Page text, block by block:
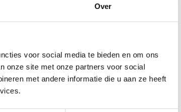
Over
voor social media te bieden en om ons
onze site met onze partners voor social
met andere informatie die u aan ze heeft
De erkende
zelf RDW-erkenning.
geregeld. 4.8 sterren over 173
platform-organisatie sinds 2008.